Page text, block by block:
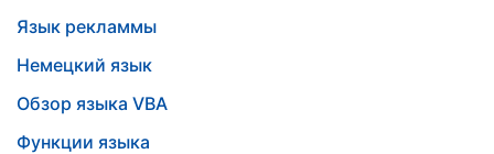
Язык рекламмы
Немецкий язык
Обзор языка VBA
Функции языка